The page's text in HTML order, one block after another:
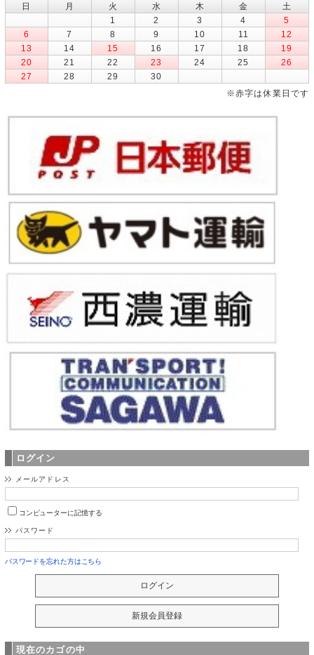
日
月 火 水 木 金
土
1
2 3 4
5
6
7 8 9 10 11
12
13
14 15 16 17 18
19
20
21 22 23 24 25
26
27
28 29
30
※赤字は休業日です
ログイン
メールアドレス
コンピューターに記憶する
パスワード
パスワードを忘れた方はこちら
現在のカゴの中